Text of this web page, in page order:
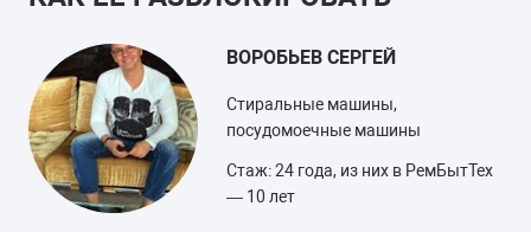
ВОРОБЬЕВ СЕРГЕЙ
Стиральные машины,
посудомоечные машины
Стаж: 24 года, из них в РемБытТех
— 10 лет